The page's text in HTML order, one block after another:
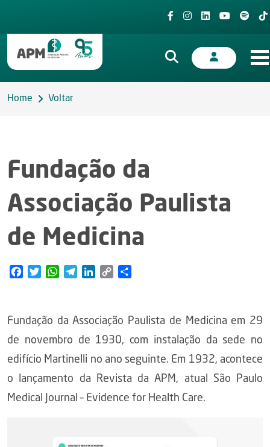
Home Voltar
Fundação da
Associação Paulista
de Medicina
FacebookTwitterWhatsAppTelegramLinkedIn
Copy
Fundação da Associação Paulista de Medicina em 29
de novembro de 1930, com instalação da sede no
edifício Martinelli no ano seguinte. Em 1932, acontece
o lançamento da Revista da APM, atual São Paulo
Medical Journal – Evidence for Health Care.